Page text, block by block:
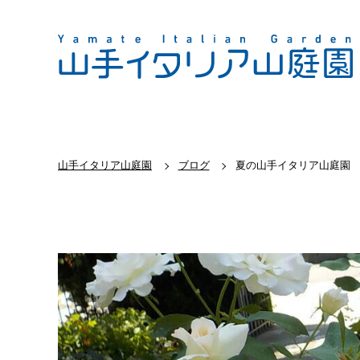
山手イタリア山庭園 ブログ 夏の山手イタリア山庭園